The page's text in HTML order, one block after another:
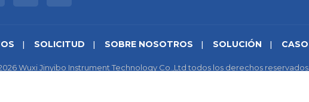
SOLICITUD SOBRE NOSOTROS SOLUCIÓN CASO
Wuxi Jinyibo Instrument Technology Co.,Ltd todos los derechos reservados.